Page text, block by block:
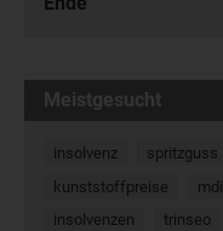
Meistgesucht
insolvenz spritzguss
kunststoffpreise
mdi
insolvenzen
trinseo